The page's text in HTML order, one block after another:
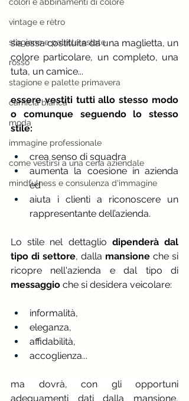
vintage e rètro
stagione e palette estate
rosso
stagione e palette primavera
camicia bianca
moda
immagine professionale
come vestirsi a una cena aziendale
mindfulness e consulenza d'immagine
sia essa costituita da una maglietta, un
colore particolare, un completo, una
tuta, un camice...
essere vestiti tutti allo stesso modo
o comunque seguendo lo stesso
stile:
crea senso di squadra
aumenta la coesione in azienda
ed
aiuta i clienti a riconoscere un
rappresentante dell’azienda.
Lo stile nel dettaglio dipenderà dal
tipo di settore, dalla mansione che si
ricopre nell'azienda e dal tipo di
messaggio che si desidera veicolare:
informalità,
eleganza,
affidabilità,
accoglienza...
ma dovrà, con gli opportuni